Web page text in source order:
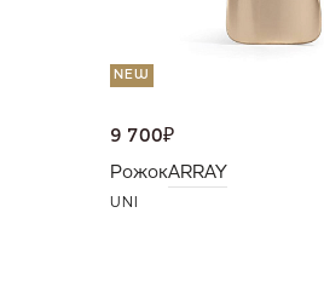
NEW
9 700₽
РожокARRAY
UNI